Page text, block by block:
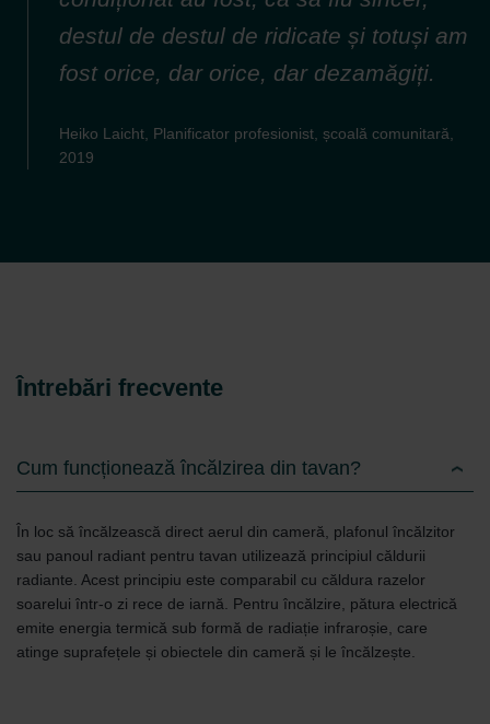
destul de destul de ridicate și totuși am
fost orice, dar orice, dar dezamăgiți.
Heiko Laicht, Planificator profesionist, școală comunitară,
2019
Întrebări frecvente
Cum funcționează încălzirea din tavan?
În loc să încălzească direct aerul din cameră, plafonul încălzitor
sau panoul radiant pentru tavan utilizează principiul căldurii
radiante. Acest principiu este comparabil cu căldura razelor
soarelui într-o zi rece de iarnă. Pentru încălzire, pătura electrică
emite energia termică sub formă de radiație infraroșie, care
atinge suprafețele și obiectele din cameră și le încălzește.